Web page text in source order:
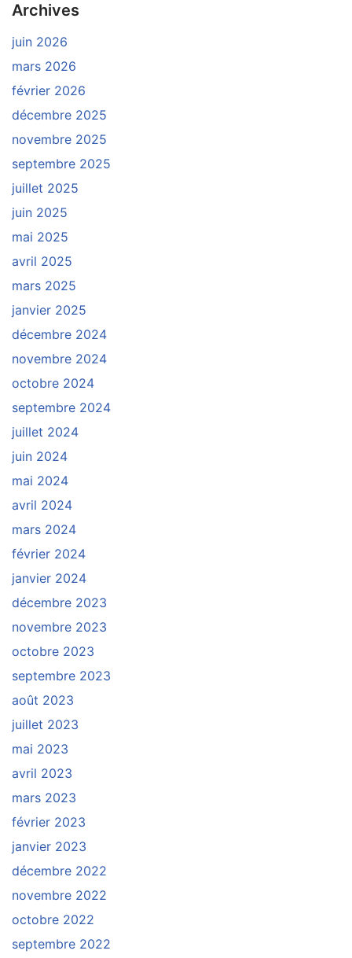
Archives
juin 2026
mars 2026
février 2026
décembre 2025
novembre 2025
septembre 2025
juillet 2025
juin 2025
mai 2025
avril 2025
mars 2025
janvier 2025
décembre 2024
novembre 2024
octobre 2024
septembre 2024
juillet 2024
juin 2024
mai 2024
avril 2024
mars 2024
février 2024
janvier 2024
décembre 2023
novembre 2023
octobre 2023
septembre 2023
août 2023
juillet 2023
mai 2023
avril 2023
mars 2023
février 2023
janvier 2023
décembre 2022
novembre 2022
octobre 2022
septembre 2022